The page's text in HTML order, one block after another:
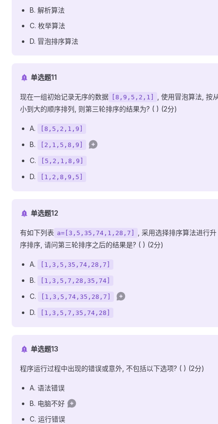
B. 解析算法
C. 枚举算法
D. 冒泡排序算法
单选题11
现在一组初始记录无序的数据 [8,9,5,2,1]
, 使用冒泡算法, 按
小到大的顺序排列, 则第三轮排序的结果为? ( ) (2分)
A. [8,5,2,1,9]
B. [2,1,5,8,9]
C. [5,2,1,8,9]
D. [1,2,8,9,5]
单选题12
有如下列表 a=[3,5,35,74,1,28,7]
, 采用选择排序算法进行升
序排序, 请问第三轮排序之后的结果是? ( ) (2分)
A. [1,3,5,35,74,28,7]
B. [1,3,5,7,28,35,74]
C. [1,3,5,74,35,28,7]
D. [1,3,5,7,35,74,28]
单选题13
程序运行过程中出现的错误或意外, 不包括以下选项? ( ) (2分)
A. 语法错误
B. 电脑不好
C. 运行错误